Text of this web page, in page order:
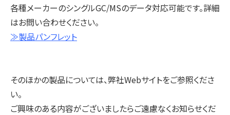
各種メーカーのシングルGC/MSのデータ対応可能です。詳細
はお問い合わせください。
≫製品パンフレット
そのほかの製品については、弊社Webサイトをご参照くださ
い。
ご興味のある内容がございましたらご遠慮なくお知らせくだ